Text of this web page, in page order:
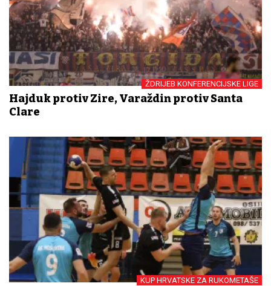
ŽDRIJEB KONFERENCIJSKE LIGE
Hajduk protiv Zire, Varaždin protiv Santa
Clare
KUP HRVATSKE ZA RUKOMETAŠE